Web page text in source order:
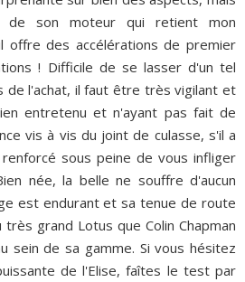
de son moteur qui retient mon
offre des accélérations de premier
! Difficile de se lasser d'un tel
de l'achat, il faut être très vigilant et
entretenu et n'ayant pas fait de
vis à vis du joint de culasse, s'il a
sous peine de vous infliger
née, la belle ne souffre d'aucun
est endurant et sa tenue de route
grand Lotus que Colin Chapman
sein de sa gamme. Si vous hésitez
de l'Elise, faîtes le test par